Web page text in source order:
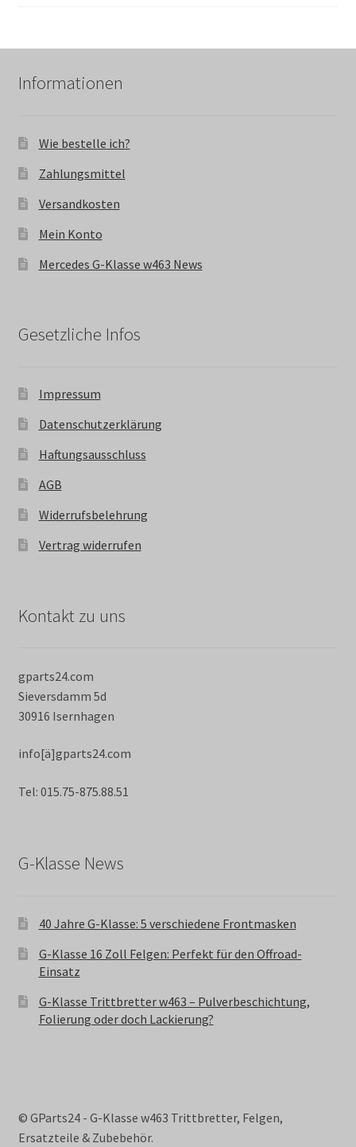
Informationen
Wie bestelle ich?
Zahlungsmittel
Versandkosten
Mein Konto
Mercedes G-Klasse w463 News
Gesetzliche Infos
Impressum
Datenschutzerklärung
Haftungsausschluss
AGB
Widerrufsbelehrung
Vertrag widerrufen
Kontakt zu uns
gparts24.com
Sieversdamm 5d
30916 Isernhagen
info[ä]gparts24.com
Tel: 015.75-875.88.51
G-Klasse News
40 Jahre G-Klasse: 5 verschiedene Frontmasken
G-Klasse 16 Zoll Felgen: Perfekt für den Offroad-
Einsatz
G-Klasse Trittbretter w463 – Pulverbeschichtung,
Folierung oder doch Lackierung?
© GParts24 - G-Klasse w463 Trittbretter, Felgen,
Ersatzteile & Zubebehör.